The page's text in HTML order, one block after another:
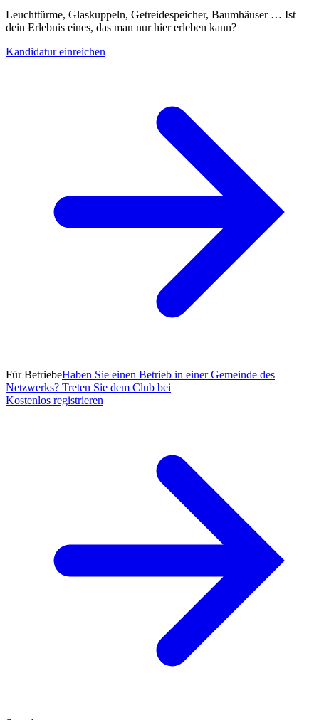
Leuchttürme, Glaskuppeln, Getreidespeicher, Baumhäuser … Ist
dein Erlebnis eines, das man nur hier erleben kann?
Kandidatur einreichen
Für BetriebeHaben Sie einen Betrieb in einer Gemeinde des
Netzwerks? Treten Sie dem Club bei
Kostenlos registrieren